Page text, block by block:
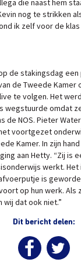
die naast hem
nog te strikken
ik zelf voor de
de stakingsdag
de Tweede Kamer
te volgen. Het
wegstuurde omdat
de NOS. Pieter
voortgezet
Kamer. In zijn
aan Hetty. “Zij is
werkt.
is
op hun werk. Als
wij dat ook niet.”
Dit bericht delen: